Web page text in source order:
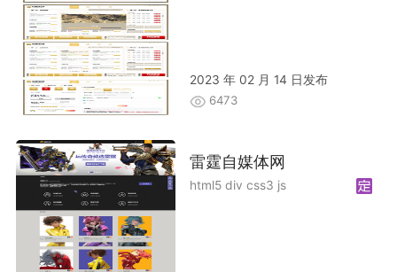
2023 年 02 月 14 日发布
6473
雷霆自媒体网
html5 div css3 js